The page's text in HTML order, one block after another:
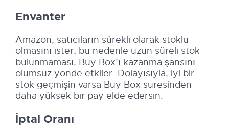
Envanter
Amazon, satıcıların sürekli olarak stoklu
olmasını ister, bu nedenle uzun süreli stok
bulunmaması, Buy Box’ı kazanma şansını
olumsuz yönde etkiler. Dolayısıyla, iyi bir
stok geçmişin varsa Buy Box süresinden
daha yüksek bir pay elde edersin.
İptal Oranı